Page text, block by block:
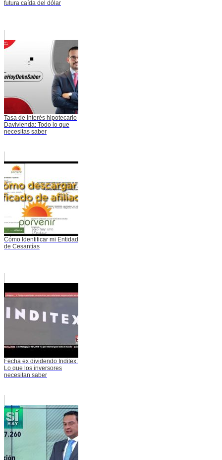
futura caída del dólar
Tasa de interés hipotecario
Davivienda: Todo lo que
necesitas saber
Cómo Identificar mi Entidad
de Cesantías
Fecha ex dividendo Inditex:
Lo que los inversores
necesitan saber